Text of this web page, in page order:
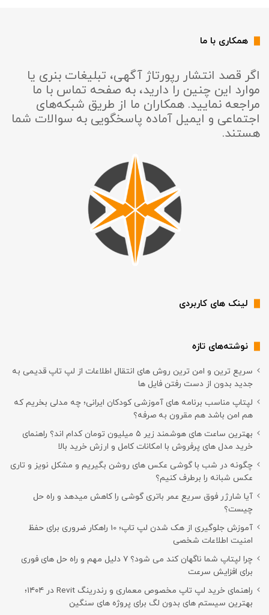
همکاری با ما
اگر قصد انتشار رپورتاژ آگهی، تبلیغات بنری یا
موارد این چنین را دارید، به صفحه تماس با ما
مراجعه نمایید. همکاران ما از طریق شبکه‌های
اجتماعی و ایمیل آماده پاسخگویی به سوالات شما
هستند.
لینک های کاربردی
نوشته‌های تازه
سریع ترین و امن ترین روش های انتقال اطلاعات از لپ تاپ قدیمی به
جدید بدون از دست رفتن فایل ها
لپتاپ مناسب برنامه های آموزشی کودکان ایرانی؛ چه مدلی بخریم که
هم امن باشد هم مقرون به صرفه؟
بهترین ساعت های هوشمند زیر ۵ میلیون تومان کدام اند؟ راهنمای
خرید مدل های پرفروش با امکانات کامل و ارزش خرید بالا
چگونه در شب با گوشی عکس های روشن بگیریم و مشکل نویز و تاری
عکس شبانه را برطرف کنیم؟
آیا شارژر فوق سریع عمر باتری گوشی را کاهش میدهد و راه حل
چیست؟
آموزش جلوگیری از هک شدن لپ تاپ؛ 10 راهکار ضروری برای حفظ
امنیت اطلاعات شخصی
چرا لپتاپ شما ناگهان کند می شود؟ ۷ دلیل مهم و راه حل های فوری
برای افزایش سرعت
راهنمای خرید لپ تاپ مخصوص معماری و رندرینگ Revit در ۱۴۰۴؛
بهترین سیستم های بدون لگ برای پروژه های سنگین